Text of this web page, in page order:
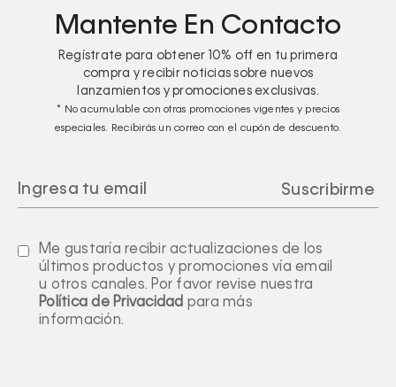
Mantente En Contacto
Regístrate para obtener 10% off en tu primera
compra y recibir noticias sobre nuevos
lanzamientos y promociones exclusivas.
* No acumulable con otras promociones vigentes y precios
especiales. Recibirás un correo con el cupón de descuento.
Me gustaría recibir actualizaciones de los
últimos productos y promociones vía email
u otros canales. Por favor revise nuestra
Política de Privacidad para más
información.